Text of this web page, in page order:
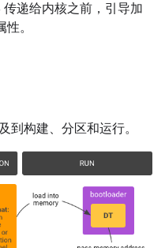
递给内核之前，引导加
。
到构建、分区和运行。